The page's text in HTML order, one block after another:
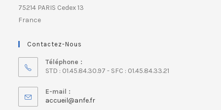
75214 PARIS Cedex 13
France
Contactez-Nous
Téléphone :
STD : 01.45.84.30.97 - SFC : 01.45.84.33.21
E-mail :
accueil@anfe.fr